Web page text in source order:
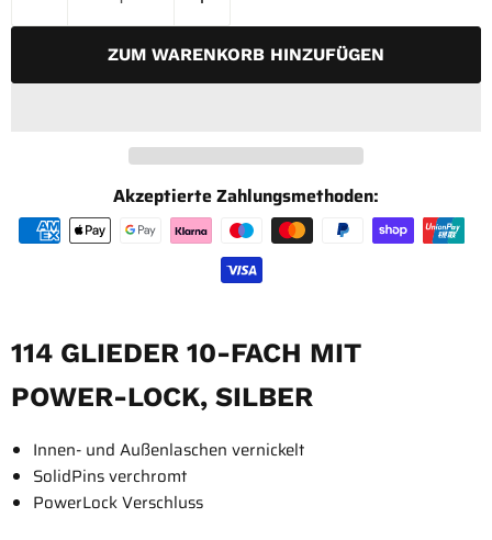
ZUM WARENKORB HINZUFÜGEN
Akzeptierte Zahlungsmethoden:
114 GLIEDER 10-FACH MIT
POWER-LOCK, SILBER
Innen- und Außenlaschen vernickelt
SolidPins verchromt
PowerLock Verschluss